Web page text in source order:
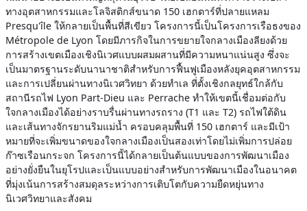
ทางอุตสาหกรรมและโลจิสติกส์ขนาด 150 เฮกตาร์ที่ปลายแหลม
Presqu'île ให้กลายเป็นพื้นที่สีเขียว โครงการนี้เป็นโครงการเรือธงของ
Métropole de Lyon โดยมีภารกิจในการขยายใจกลางเมืองลียงด้วย
การสร้างเขตเมืองเชิงนิเวศแบบผสมผสานที่มีความหนาแน่นสูง ซึ่งจะ
เป็นมาตรฐานระดับนานาชาติสำหรับการฟื้นฟูเมืองหลังยุคอุตสาหกรรม
และการเปลี่ยนผ่านทางนิเวศวิทยา ด้วยทำเล ที่ตั้งเชิงกลยุทธ์ใกล้กับ
สถานีรถไฟ Lyon Part-Dieu และ Perrache ทำให้เขตนี้เชื่อมต่อกับ
ใจกลางเมืองได้อย่างราบรื่นผ่านทางรถราง (T1 และ T2) รถไฟใต้ดิน
และเส้นทางจักรยานริมแม่น้ำ ครอบคลุมพื้นที่ 150 เฮกตาร์ และมีเป้า
หมายที่จะเพิ่มขนาดของใจกลางเมืองเป็นสองเท่าโดยไม่เพิ่มการปล่อย
ก๊าซเรือนกระจก โครงการนี้ได้กลายเป็นต้นแบบของการพัฒนาเมือง
อย่างยั่งยืนในยุโรปและเป็นแบบอย่างสำหรับการพัฒนาเมืองในอนาคต
ที่มุ่งเน้นการสร้างสมดุลระหว่างการเติบโตกับความยืดหยุ่นทาง
นิเวศวิทยาและสังคม